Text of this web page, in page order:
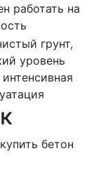
работать на
грунт,
уровень
бетон